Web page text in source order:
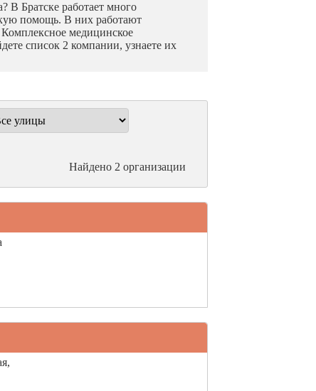
В Братске работает много
помощь. В них работают
медицинское
список 2 компании, узнаете их
Найдено 2 организации